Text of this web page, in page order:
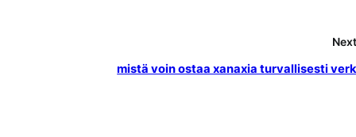
mistä voin ostaa xanaxia turvallisesti